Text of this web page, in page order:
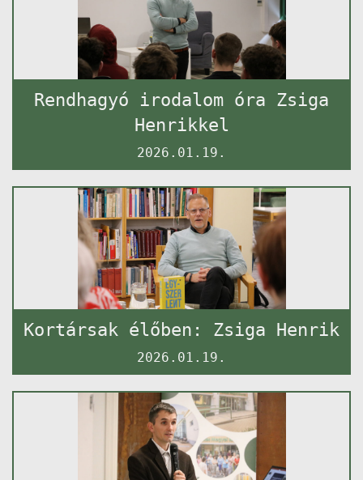
Rendhagyó irodalom óra Zsiga
Henrikkel
2026.01.19.
Kortársak élőben: Zsiga Henrik
2026.01.19.